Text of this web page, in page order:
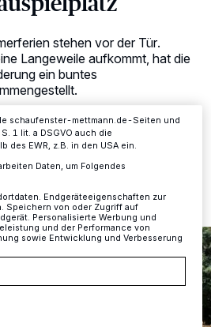
stehen vor der Tür.
Langeweile aufkommt, hat die
ein buntes
Dienste bereitzustellen“ aufgeführten
mehr so relevant für Sie. Sie können
aufrufen, um Ihre Einstellungen zu
zu widerrufen, indem Sie auf den Link
am unteren Rand der Webseite klicken.
unseres Website. Weitere
Datenschutzerklärung.
schaufenster-mettmann.de-Seiten und
1 lit. a DSGVO auch die
des EWR, z.B. in den USA ein.
Daten, um Folgendes
Endgeräteeigenschaften zur
Speichern von oder Zugriff auf
Personalisierte Werbung und
und der Performance von
sowie Entwicklung und Verbesserung